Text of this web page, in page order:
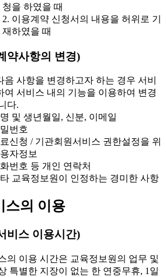
청을 하였을 때
2. 이용계약 신청서의 내용을 허위로 기
재하였을 때
약사항의 변경)
음 사항을 변경하고자 하는 경우 서비
여 서비스 내의 기능을 이용하여 변경
다.
및 생년월일, 신분, 이메일
번호
신청 / 기관회원서비스 권한설정을 위
자정보
번호 등 개인 연락처
교육정보원이 인정하는 경미한 사항
스의 이용
비스 이용시간)
의 이용 시간은 교육정보원의 업무 및
특별한 지장이 없는 한 연중무휴, 1일